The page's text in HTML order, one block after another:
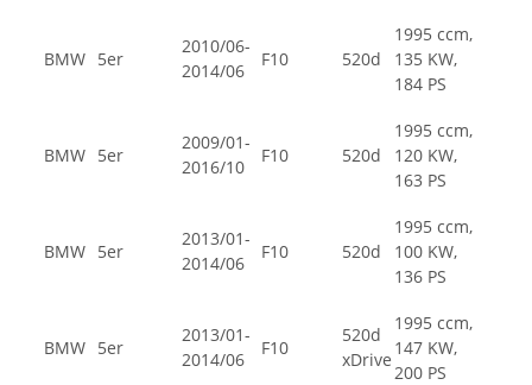
BMW 5er
2010/06-
2014/06
F10 520d
1995 ccm,
135 KW,
184 PS
BMW 5er
2009/01-
2016/10
F10 520d
1995 ccm,
120 KW,
163 PS
BMW 5er
2013/01-
2014/06
F10 520d
1995 ccm,
100 KW,
136 PS
BMW 5er
2013/01-
2014/06
F10
520d
xDrive
1995 ccm,
147 KW,
200 PS